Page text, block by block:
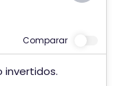
Comparar
invertidos.